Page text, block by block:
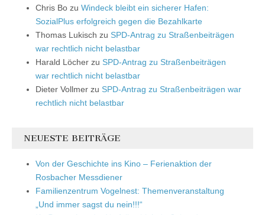
Chris Bo zu Windeck bleibt ein sicherer Hafen:
SozialPlus erfolgreich gegen die Bezahlkarte
Thomas Lukisch zu SPD-Antrag zu Straßenbeiträgen
war rechtlich nicht belastbar
Harald Löcher zu SPD-Antrag zu Straßenbeiträgen
war rechtlich nicht belastbar
Dieter Vollmer zu SPD-Antrag zu Straßenbeiträgen war
rechtlich nicht belastbar
NEUESTE BEITRÄGE
Von der Geschichte ins Kino – Ferienaktion der
Rosbacher Messdiener
Familienzentrum Vogelnest: Themenveranstaltung
„Und immer sagst du nein!!!“